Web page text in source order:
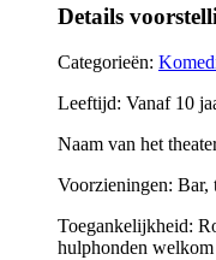
Details
Categorieën:
Leeftijd: Vanaf 10
Naam van het
Voorzieningen: Bar,
Toegankelijkheid:
hulphonden welkom